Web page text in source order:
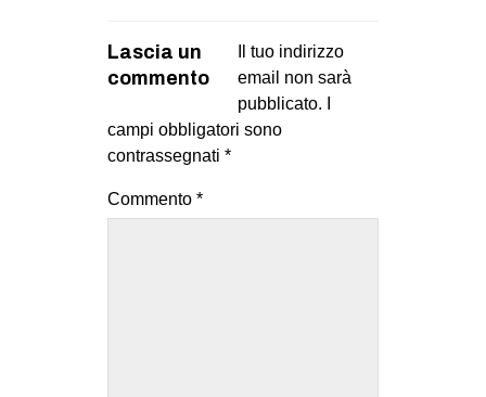
in
Fb
Lascia un
commento
Il tuo indirizzo
email non sarà
pubblicato.
campi obbligatori sono
contrassegnati *
Commento *